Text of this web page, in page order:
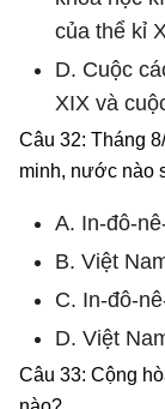
của thể kỉ
D. Cuộc
XIX và
Câu 32: Tháng
minh, nước nào
A. In-đô-
B. Việt
C. In-đô-
D. Việt
Câu 33: Cộng